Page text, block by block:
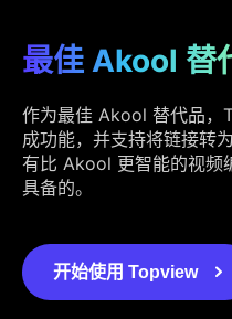
最佳 Akool 替
作为最佳 Akool 替代品，
成功能，并支持将链接转
有比 Akool 更智能的视频
具备的。
开始使用 Topview